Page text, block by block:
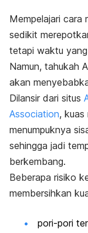
Mempelajari cara
sedikit
tetapi waktu
Namun, tahukah
akan
Dilansir dari situs
Association, kuas
menumpuknya
sehingga jadi
berkembang.
Beberapa risiko
membersihkan
pori-pori